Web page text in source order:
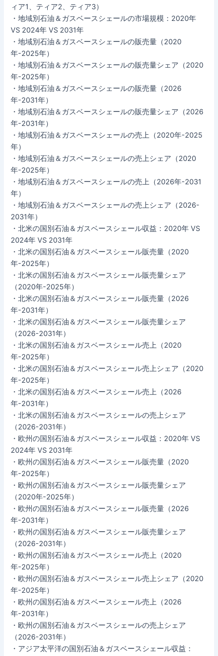
ィア1、ティア2、ティア3）
・地域別石油＆ガスベースシェールの市場規模：2020年
VS 2024年 VS 2031年
・地域別石油＆ガスベースシェールの販売量（2020
年-2025年）
・地域別石油＆ガスベースシェールの販売量シェア（2020
年-2025年）
・地域別石油＆ガスベースシェールの販売量（2026
年-2031年）
・地域別石油＆ガスベースシェールの販売量シェア（2026
年-2031年）
・地域別石油＆ガスベースシェールの売上（2020年-2025
年）
・地域別石油＆ガスベースシェールの売上シェア（2020
年-2025年）
・地域別石油＆ガスベースシェールの売上（2026年-2031
年）
・地域別石油＆ガスベースシェールの売上シェア（2026-
2031年）
・北米の国別石油＆ガスベースシェール収益：2020年 VS
2024年 VS 2031年
・北米の国別石油＆ガスベースシェール販売量（2020
年-2025年）
・北米の国別石油＆ガスベースシェール販売量シェア
（2020年-2025年）
・北米の国別石油＆ガスベースシェール販売量（2026
年-2031年）
・北米の国別石油＆ガスベースシェール販売量シェア
（2026-2031年）
・北米の国別石油＆ガスベースシェール売上（2020
年-2025年）
・北米の国別石油＆ガスベースシェール売上シェア（2020
年-2025年）
・北米の国別石油＆ガスベースシェール売上（2026
年-2031年）
・北米の国別石油＆ガスベースシェールの売上シェア
（2026-2031年）
・欧州の国別石油＆ガスベースシェール収益：2020年 VS
2024年 VS 2031年
・欧州の国別石油＆ガスベースシェール販売量（2020
年-2025年）
・欧州の国別石油＆ガスベースシェール販売量シェア
（2020年-2025年）
・欧州の国別石油＆ガスベースシェール販売量（2026
年-2031年）
・欧州の国別石油＆ガスベースシェール販売量シェア
（2026-2031年）
・欧州の国別石油＆ガスベースシェール売上（2020
年-2025年）
・欧州の国別石油＆ガスベースシェール売上シェア（2020
年-2025年）
・欧州の国別石油＆ガスベースシェール売上（2026
年-2031年）
・欧州の国別石油＆ガスベースシェールの売上シェア
（2026-2031年）
・アジア太平洋の国別石油＆ガスベースシェール収益：